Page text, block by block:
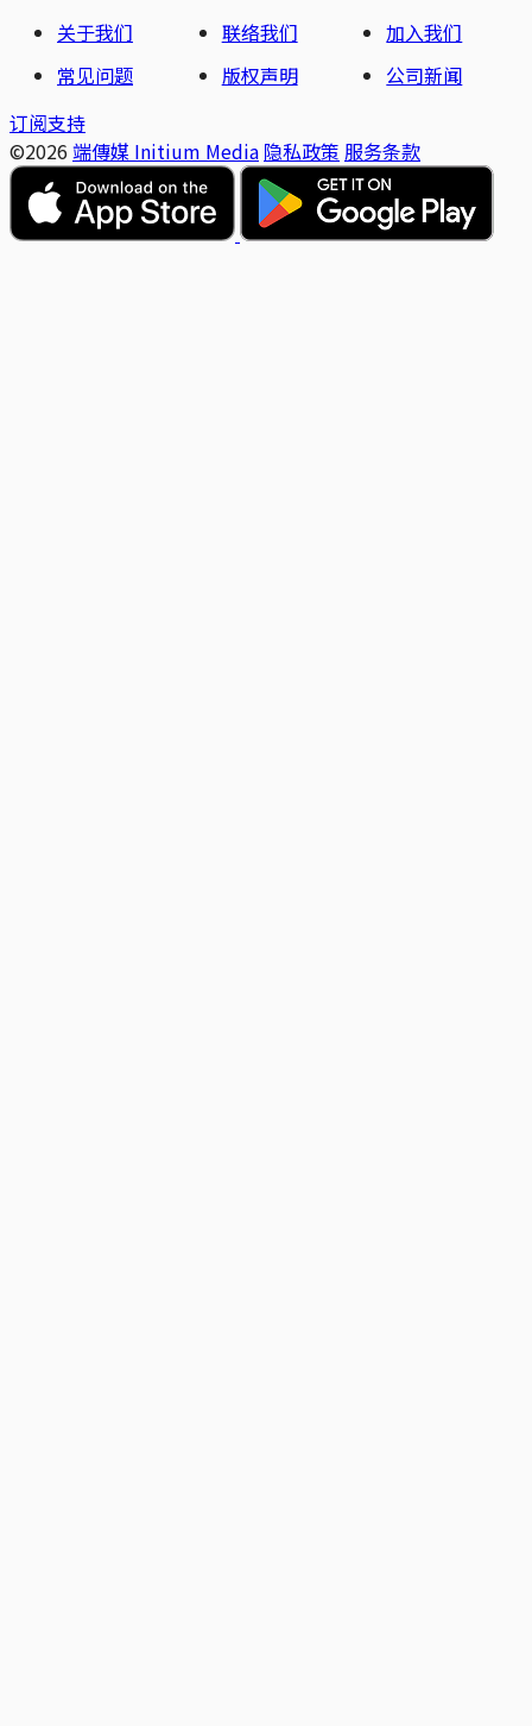
关于我们
联络我们
加入我们
常见问题
版权声明
公司新闻
订阅支持
©2026 端傳媒 Initium Media 隐私政策 服务条款